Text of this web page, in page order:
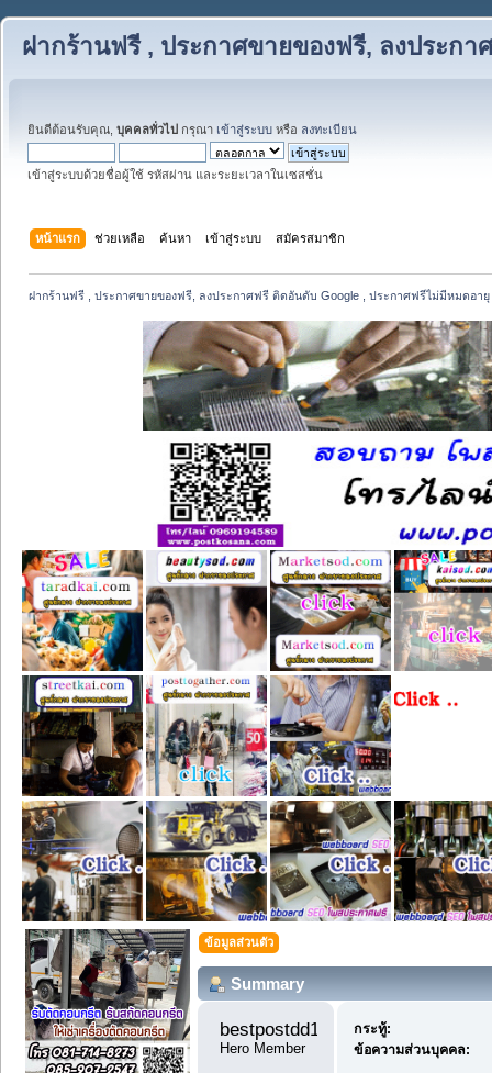
ฝากร้านฟรี , ประกาศขายของฟรี, ลงประก
ยินดีต้อนรับคุณ, บุคคลทั่วไป กรุณา เข้าสู่ระบบ หรือ ลงทะเบียน
เข้าสู่ระบบด้วยชื่อผู้ใช้ รหัสผ่าน และระยะเวลาในเซสชั่น
หน้าแรก ช่วยเหลือ ค้นหา เข้าสู่ระบบ สมัครสมาชิก
ฝากร้านฟรี , ประกาศขายของฟรี, ลงประกาศฟรี ติดอันดับ Google , ประกาศฟรีไม่มีหมดอายุ
ข้อมูลส่วนตัว
Summary
Hero Member
กระทู้:
ข้อความส่วนบุคคล: